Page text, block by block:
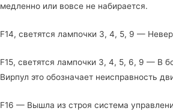
медленно или вовсе не набирается.
F14, светятся лампочки 3, 4, 5, 9 —
F15, светятся лампочки 3, 4, 5, 6, 9 — В
Вирпул это обозначает неисправность
F16 — Вышла из строя система